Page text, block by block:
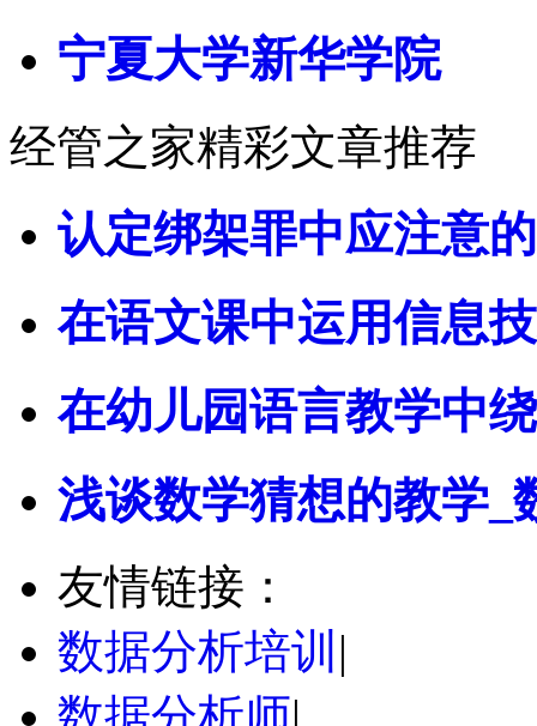
宁夏大学新华学院
经管之家精彩文章推荐
认定绑架罪中应注意
在语文课中运用信息
在幼儿园语言教学中
浅谈数学猜想的教学_
友情链接：
数据分析培训 |